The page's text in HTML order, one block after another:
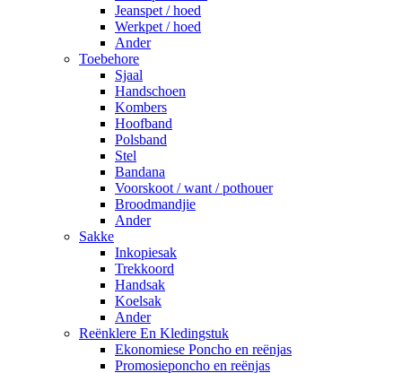
Jeanspet / hoed
Werkpet / hoed
Ander
Toebehore
Sjaal
Handschoen
Kombers
Hoofband
Polsband
Stel
Bandana
Voorskoot / want / pothouer
Broodmandjie
Ander
Sakke
Inkopiesak
Trekkoord
Handsak
Koelsak
Ander
Reënklere En Kledingstuk
Ekonomiese Poncho en reënjas
Promosieponcho en reënjas